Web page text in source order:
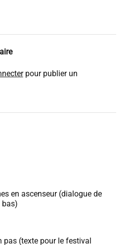
pour publier un
en ascenseur (dialogue de
bas)
pas (texte pour le festival